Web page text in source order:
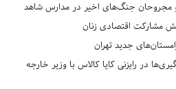
مجروحان جنگ‌های اخیر در مدارس شاهد
مشارکت اقتصادی زنان
جدید تهران
در رایزنی کایا کالاس با وزیر خارجه